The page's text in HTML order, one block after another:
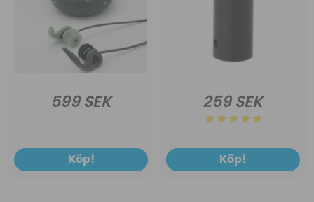
599 SEK
Köp!
259 SEK
Köp!